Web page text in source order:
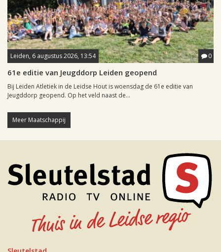
Leiden, 6 augustus 2026, 13:54 0
61e editie van Jeugddorp Leiden geopend
Bij Leiden Atletiek in de Leidse Hout is woensdag de 61e editie van
Jeugddorp geopend. Op het veld naast de...
Meer Maatschappij